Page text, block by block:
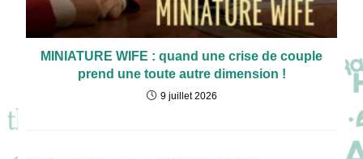
MINIATURE WIFE : quand une crise de couple
prend une toute autre dimension !
9 juillet 2026